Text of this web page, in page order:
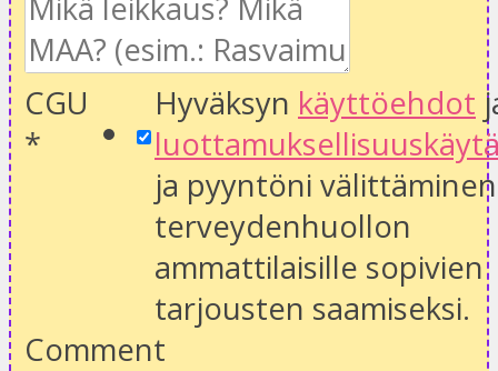
CGU
*
Hyväksyn käyttöehdot
ja pyyntöni välittäminen
terveydenhuollon
ammattilaisille sopivien
tarjousten saamiseksi.
Comment